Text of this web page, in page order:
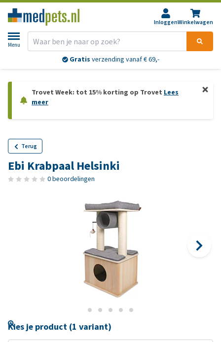
InloggenWinkelwagen
Menu
Gratis verzending vanaf € 69,-
Trovet Week: tot 15% korting op Trovet Lees
meer
Terug
Ebi Krabpaal Helsinki
0 beoordelingen
Kies je product (1 variant)